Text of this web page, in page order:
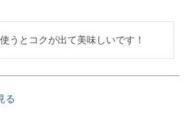
うとコクが出て美味しいです！
る